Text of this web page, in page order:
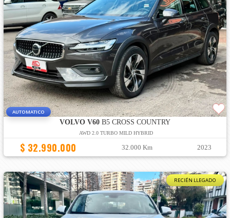
AUTOMATICO
VOLVO V60B5 CROSS COUNTRY
AWD 2.0 TURBO MILD HYBRID
$ 32.990.000 32.000 Km 2023
RECIÉN LLEGADO